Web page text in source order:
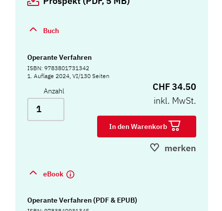
Buch
Operante Verfahren
ISBN: 9783801731342
1. Auflage 2024, VI/130 Seiten
Anzahl
CHF 34.50
inkl. MwSt.
In den Warenkorb
merken
eBook
Operante Verfahren (PDF & EPUB)